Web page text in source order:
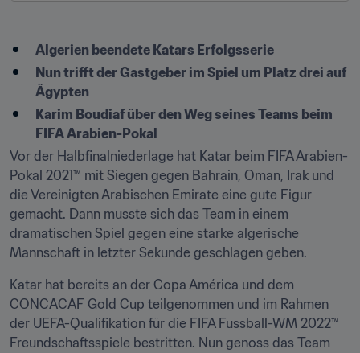
Algerien beendete Katars Erfolgsserie
Nun trifft der Gastgeber im Spiel um Platz drei auf
Ägypten
Karim Boudiaf über den Weg seines Teams beim
FIFA Arabien-Pokal
Vor der Halbfinalniederlage hat Katar beim FIFA Arabien-
Pokal 2021™ mit Siegen gegen Bahrain, Oman, Irak und
die Vereinigten Arabischen Emirate eine gute Figur
gemacht. Dann musste sich das Team in einem
dramatischen Spiel gegen eine starke algerische
Mannschaft in letzter Sekunde geschlagen geben.
Katar hat bereits an der Copa América und dem
CONCACAF Gold Cup teilgenommen und im Rahmen
der UEFA-Qualifikation für die FIFA Fussball-WM 2022™
Freundschaftsspiele bestritten. Nun genoss das Team